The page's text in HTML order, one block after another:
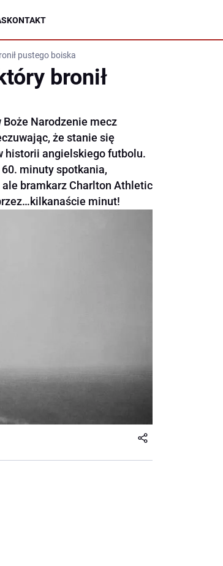
KONTAKT
pustego boiska
bronił
Boże Narodzenie mecz
że stanie się
historii angielskiego futbolu.
60. minuty spotkania,
bramkarz Charlton Athletic
minut!